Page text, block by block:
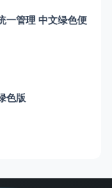
一管理 中文绿色便
色版